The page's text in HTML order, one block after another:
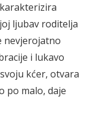
ljubav roditelja
nevjerojatno
i lukavo
kćer, otvara
po malo, daje